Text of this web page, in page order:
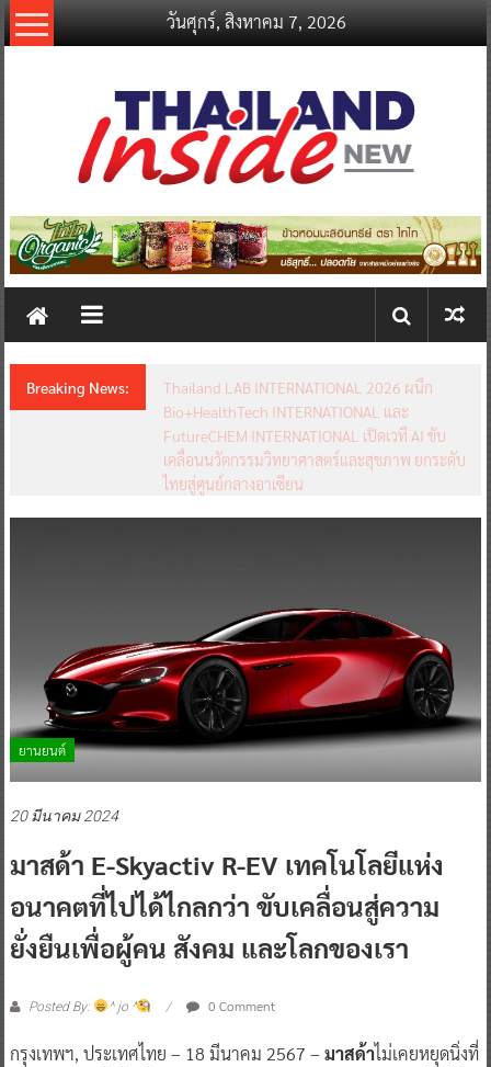
Skip
to
วันศุกร์, สิงหาคม 7, 2026
thailandinsidenew.com
Thailand
New
Breaking News:
Thailand LAB INTERNATIONAL 2026 ผนึก
Bio+HealthTech INTERNATIONAL และ
FutureCHEM INTERNATIONAL เปิดเวที AI ขับ
เคลื่อนนวัตกรรมวิทยาศาสตร์และสุขภาพ ยกระดับ
ไทยสู่ศูนย์กลางอาเซียน
ยานยนต์
20 มีนาคม 2024
มาสด้า E-Skyactiv R-EV เทคโนโลยีแห่ง
อนาคตที่ไปได้ไกลกว่า ขับเคลื่อนสู่ความ
ยั่งยืนเพื่อผู้คน สังคม และโลกของเรา
Posted By: ^ jo ^ 0 Comment
กรุงเทพฯ, ประเทศไทย – 18 มีนาคม 2567 – มาสด้าไม่เคยหยุดนิ่งที่